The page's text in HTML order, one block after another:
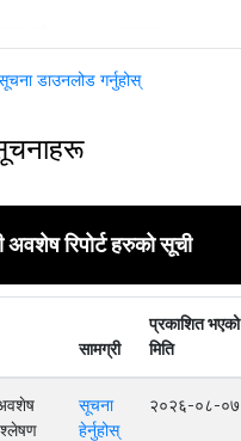
डाउनलोड गर्नुहोस्
अवशेष रिपोर्ट हरुको सूची
सामग्री
प्रकाशित भएको
मिति
अवशेष
सूचना
हेर्नुहोस्
२०२६-०८-०७